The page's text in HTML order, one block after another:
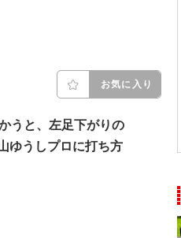
お気に入り
うと、左足下がりの
ゆうしプロに打ち方